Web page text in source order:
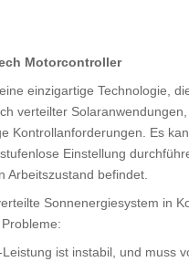
Motorcontroller
einzigartige Technologie,
verteilter
Kontrollanforderungen. Es
Einstellung
Arbeitszustand befindet.
Sonnenergiesystem in
ist instabil, und muss